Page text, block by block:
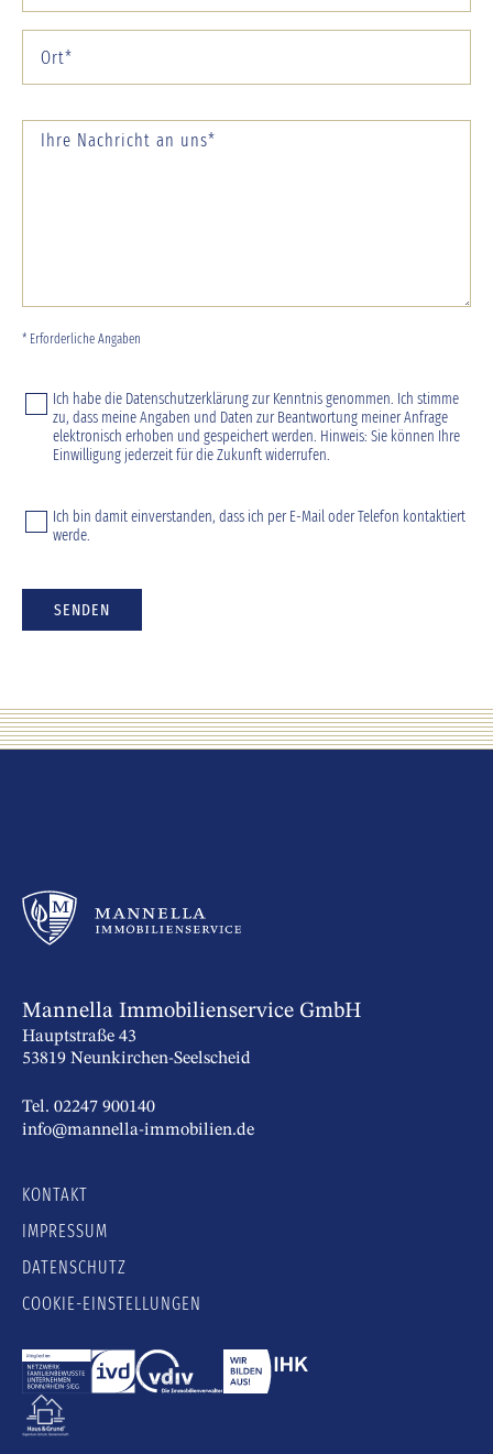
* Erforderliche Angaben
Ich habe die Datenschutzerklärungzur Kenntnis genommen. Ich stimme
zu, dass meine Angaben und Daten zur Beantwortung meiner Anfrage
elektronisch erhoben und gespeichert werden. Hinweis: Sie können Ihre
Einwilligung jederzeit für die Zukunft widerrufen.
Ich bin damit einverstanden, dass ich per E-Mail oder Telefon kontaktiert
werde.
SENDEN
Mannella Immobilienservice GmbH
Hauptstraße 43
53819 Neunkirchen-Seelscheid
Tel. 02247 900140
info@mannella-immobilien.de
KONTAKT
IMPRESSUM
DATENSCHUTZ
COOKIE-EINSTELLUNGEN